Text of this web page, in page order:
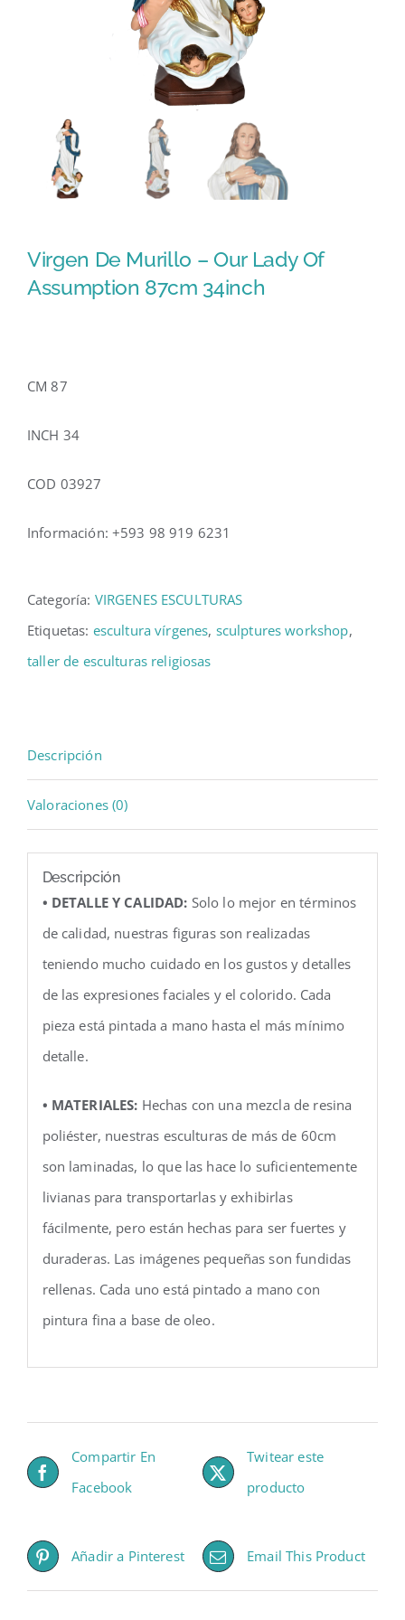
Virgen De Murillo – Our Lady Of
Assumption 87cm 34inch
CM 87
INCH 34
COD 03927
Información: +593 98 919 6231
Categoría: VIRGENES ESCULTURAS
Etiquetas: escultura vírgenes, sculptures workshop,
taller de esculturas religiosas
Descripción
Valoraciones (0)
Descripción
• DETALLE Y CALIDAD: Solo lo mejor en términos
de calidad, nuestras figuras son realizadas
teniendo mucho cuidado en los gustos y detalles
de las expresiones faciales y el colorido. Cada
pieza está pintada a mano hasta el más mínimo
detalle.
• MATERIALES: Hechas con una mezcla de resina
poliéster, nuestras esculturas de más de 60cm
son laminadas, lo que las hace lo suficientemente
livianas para transportarlas y exhibirlas
fácilmente, pero están hechas para ser fuertes y
duraderas. Las imágenes pequeñas son fundidas
rellenas. Cada uno está pintado a mano con
pintura fina a base de oleo.
Compartir En
Facebook
Twitear este
producto
Añadir a Pinterest Email This Product